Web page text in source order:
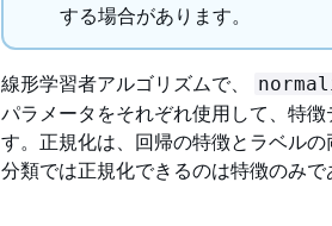
する場合があります。
線形学習者アルゴリズムで、
パラメータをそれぞれ使用して、特
す。正規化は、回帰の特徴とラベル
分類では正規化できるのは特徴のみで